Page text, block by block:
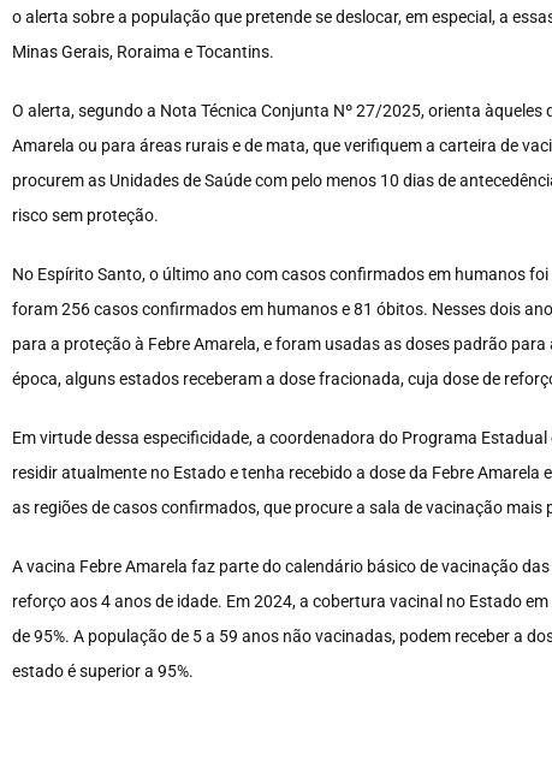
o alerta sobre a população que pretende se deslocar, em especial, a
Minas Gerais, Roraima e Tocantins.
O alerta, segundo a Nota Técnica Conjunta Nº 27/2025, orienta
Amarela ou para áreas rurais e de mata, que verifiquem a carteira de
procurem as Unidades de Saúde com pelo menos 10 dias de
risco sem proteção.
No Espírito Santo, o último ano com casos confirmados em humanos
foram 256 casos confirmados em humanos e 81 óbitos. Nesses dois
para a proteção à Febre Amarela, e foram usadas as doses padrão
época, alguns estados receberam a dose fracionada, cuja dose de
Em virtude dessa especificidade, a coordenadora do Programa
residir atualmente no Estado e tenha recebido a dose da Febre
as regiões de casos confirmados, que procure a sala de vacinação
A vacina Febre Amarela faz parte do calendário básico de vacinação
reforço aos 4 anos de idade. Em 2024, a cobertura vacinal no Estado
de 95%. A população de 5 a 59 anos não vacinadas, podem receber a
estado é superior a 95%.